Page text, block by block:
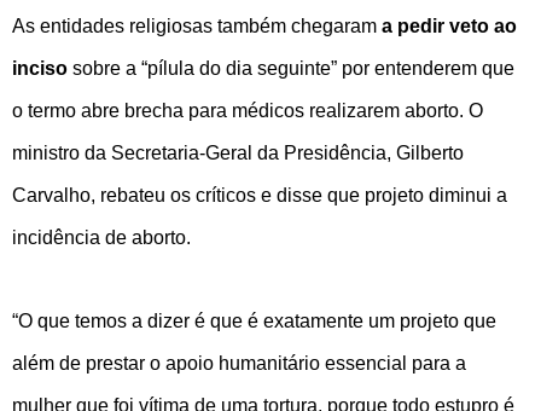
As entidades religiosas também chegaram a pedir veto ao
inciso sobre a “pílula do dia seguinte” por entenderem que
o termo abre brecha para médicos realizarem aborto. O
ministro da Secretaria-Geral da Presidência, Gilberto
Carvalho, rebateu os críticos e disse que projeto diminui a
incidência de aborto.
“O que temos a dizer é que é exatamente um projeto que
além de prestar o apoio humanitário essencial para a
mulher que foi vítima de uma tortura, porque todo estupro é